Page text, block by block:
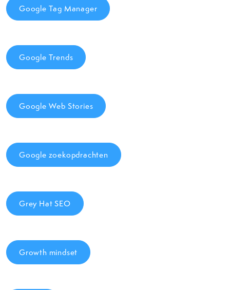
Google Tag Manager
Google Trends
Google Web Stories
Google zoekopdrachten
Grey Hat SEO
Growth mindset